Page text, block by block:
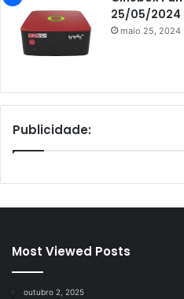
25/05/2024
maio 25, 2024
Publicidade:
Most Viewed Posts
outubro 2, 2025